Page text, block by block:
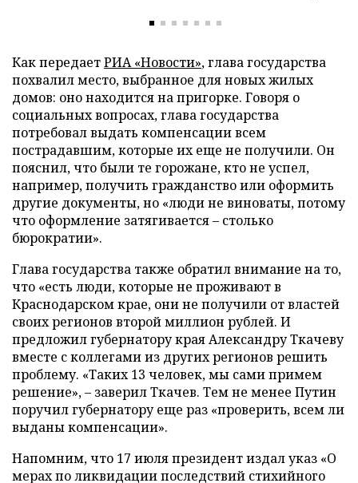
Как передаетРИА «Новости», глава государства
похвалил место, выбранное для новых жилых
домов: оно находится на пригорке. Говоря о
социальных вопросах, глава государства
потребовал выдать компенсации всем
пострадавшим, которые их еще не получили. Он
пояснил, что были те горожане, кто не успел,
например, получить гражданство или оформить
другие документы, но «люди не виноваты, потому
что оформление затягивается – столько
бюрократии».
Глава государства также обратил внимание на то,
что «есть люди, которые не проживают в
Краснодарском крае, они не получили от властей
своих регионов второй миллион рублей. И
предложил губернатору края Александру Ткачеву
вместе с коллегами из других регионов решить
проблему. «Таких 13 человек, мы сами примем
решение», – заверил Ткачев. Тем не менее Путин
поручил губернатору еще раз «проверить, всем ли
выданы компенсации».
Напомним, что 17 июля президент издал указ «О
мерах по ликвидации последствий стихийного